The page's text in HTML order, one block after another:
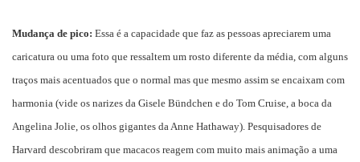
Mudança de pico: Essa é a capacidade que faz as pessoas apreciarem uma
caricatura ou uma foto que ressaltem um rosto diferente da média, com alguns
traços mais acentuados que o normal mas que mesmo assim se encaixam com
harmonia (vide os narizes da Gisele Bündchen e do Tom Cruise, a boca da
Angelina Jolie, os olhos gigantes da Anne Hathaway). Pesquisadores de
Harvard descobriram que macacos reagem com muito mais animação a uma